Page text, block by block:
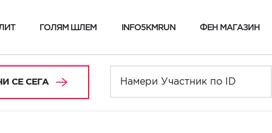
ГОЛЯМ ШЛЕМ INFO5KMRUN ФЕН МАГАЗИН
СЕ СЕГА